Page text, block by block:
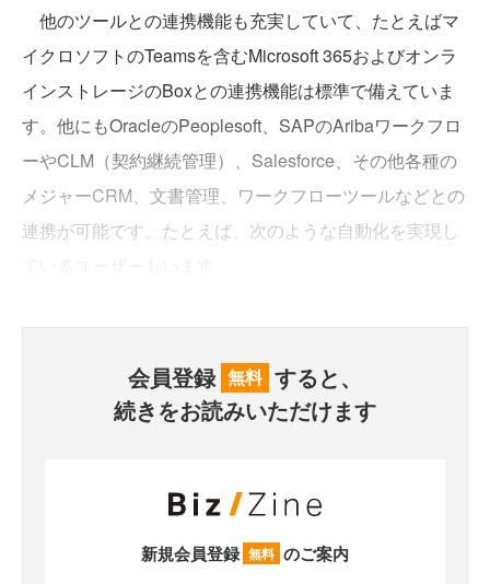
他のツールとの連携機能も充実していて、たとえばマ
イクロソフトのTeamsを含むMicrosoft 365およびオンラ
インストレージのBoxとの連携機能は標準で備えていま
す。他にもOracleのPeoplesoft、SAPのAribaワークフロ
ーやCLM（契約継続管理）、Salesforce、その他各種の
メジャーCRM、文書管理、ワークフローツールなどとの
連携が可能です。たとえば、次のような自動化を実現し
会員登録 無料 すると、
続きをお読みいただけます
新規会員登録 無料 のご案内